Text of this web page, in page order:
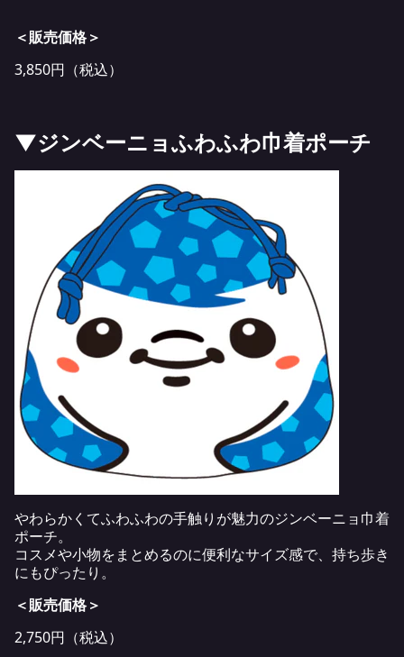
＜販売価格＞
3,850円（税込）
▼ジンベーニョふわふわ巾着ポーチ
やわらかくてふわふわの手触りが魅力のジンベーニョ巾着
ポーチ。
コスメや小物をまとめるのに便利なサイズ感で、持ち歩き
にもぴったり。
＜販売価格＞
2,750円（税込）